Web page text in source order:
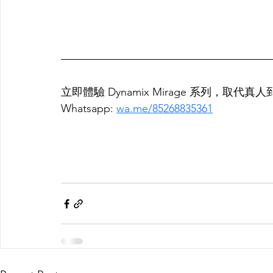
立即體驗 Dynamix Mirage 系列，取代真人
Whatsapp: wa.me/85268835361